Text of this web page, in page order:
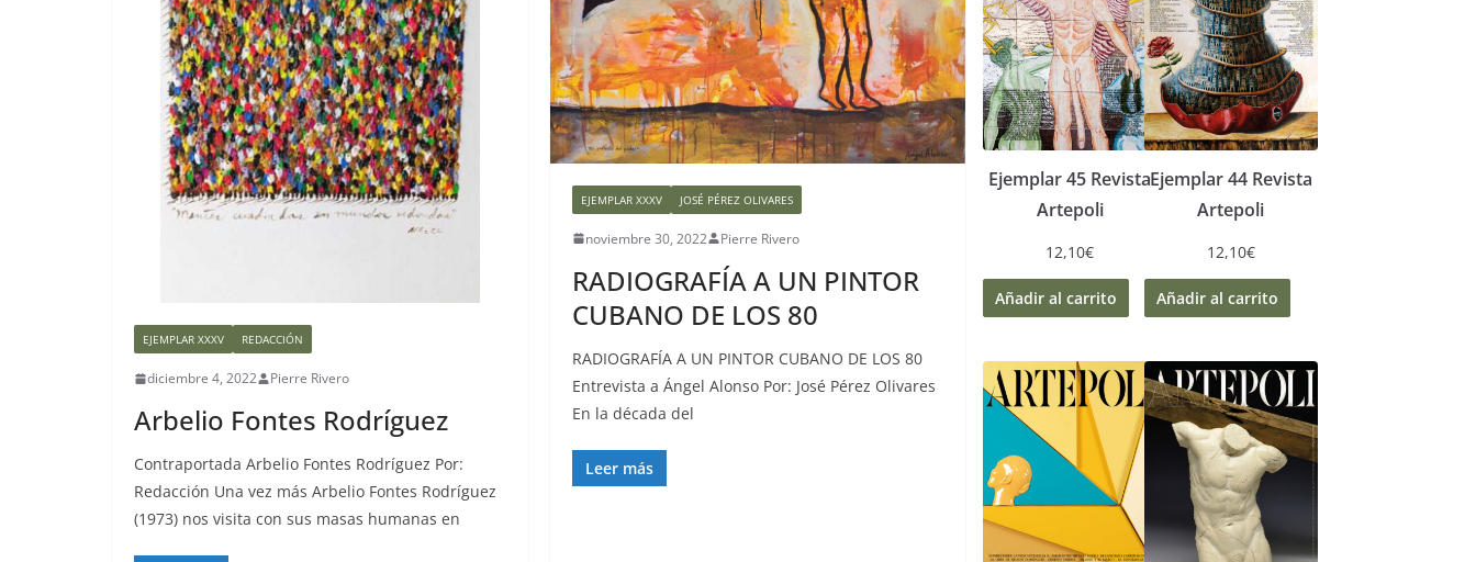
EJEMPLAR XXXV REDACCIÓN
diciembre 4, 2022 Pierre Rivero
Arbelio Fontes Rodríguez
Contraportada Arbelio Fontes Rodríguez Por:
Redacción Una vez más Arbelio Fontes Rodríguez
(1973) nos visita con sus masas humanas en
EJEMPLAR XXXV JOSÉ PÉREZ OLIVARES
noviembre 30, 2022 Pierre Rivero
RADIOGRAFÍA A UN PINTOR
CUBANO DE LOS 80
RADIOGRAFÍA A UN PINTOR CUBANO DE LOS 80
Entrevista a Ángel Alonso Por: José Pérez Olivares
En la década del
Leer más
Ejemplar 45 Revista
Artepoli
12,10€
Añadir al carrito
Ejemplar 44 Revista
Artepoli
12,10€
Añadir al carrito